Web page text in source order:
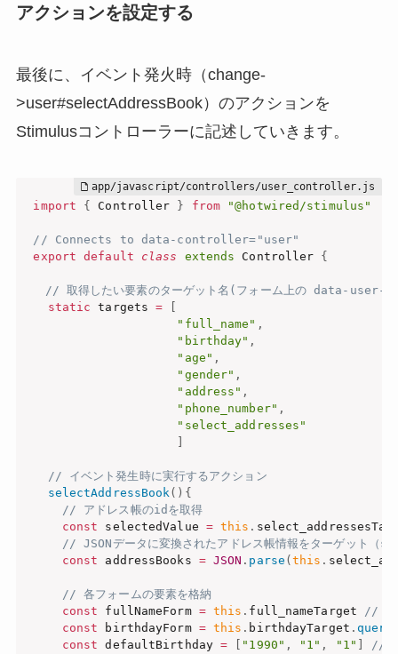
アクションを設定する
最後に、イベント発火時（change-
>user#selectAddressBook）のアクションを
Stimulusコントローラーに記述していきます。
import { Controller } from "@hotwired/stimulus"
// Connects to data-controller="user"
export
default class extends Controller {
// 取得したい要素のターゲット名(フォーム上の data-
static targets =
"full_name" ,
"birthday" ,
"age" ,
"gender" ,
"address" ,
"phone_number" ,
"select_addresses"
// イベント発生時に実行するアクション
selectAddressBook( ) {
// アドレス帳のidを取得
const selectedValue = this .
// JSONデータに変換されたアドレス帳情報をターゲット
const addressBooks = JSON . parse (this .
// 各フォームの要素を格納
const fullNameForm = this . full_nameTarget // 氏
const birthdayForm = this . birthdayTarget .
const defaultBirthday = "1990" , "1" , "1"
//